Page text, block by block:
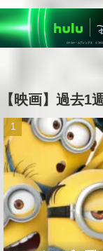
【映画】過去1